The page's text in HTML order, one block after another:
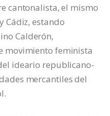
cantonalista, el mismo
Cádiz, estando
Calderón,
movimiento feminista
ideario republicano-
mercantiles del